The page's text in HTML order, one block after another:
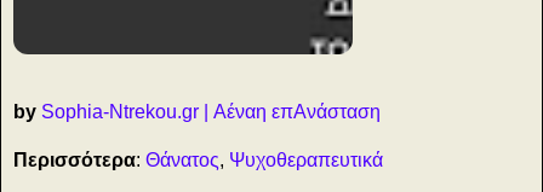
by Sophia-Ntrekou.gr | Αέναη επΑνάσταση
Περισσότερα: Θάνατος, Ψυχοθεραπευτικά